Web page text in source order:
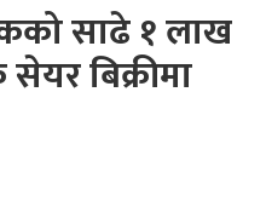
साढे १ लाख
बिक्रीमा